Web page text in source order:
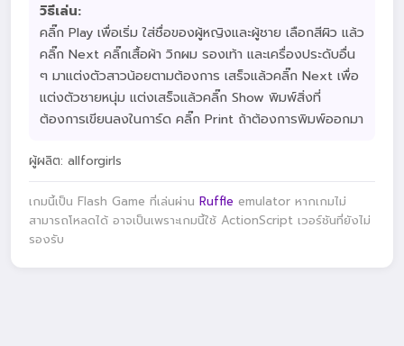
วิธีเล่น:
คลิ๊ก Play เพื่อเริ่ม ใส่ชื่อของผู้หญิงและผู้ชาย เลือกสีผิว แล้ว
คลิ๊ก Next คลิ๊กเสื้อผ้า วิกผม รองเท้า และเครื่องประดับอื่น
ๆ มาแต่งตัวสาวน้อยตามต้องการ เสร็จแล้วคลิ๊ก Next เพื่อ
แต่งตัวชายหนุ่ม แต่งเสร็จแล้วคลิ๊ก Show พิมพ์สิ่งที่
ต้องการเขียนลงในการ์ด คลิ๊ก Print ถ้าต้องการพิมพ์ออกมา
ผู้ผลิต: allforgirls
เกมนี้เป็น Flash Game ที่เล่นผ่าน Ruffle emulator หากเกมไม่
สามารถโหลดได้ อาจเป็นเพราะเกมนี้ใช้ ActionScript เวอร์ชันที่ยังไม่
รองรับ